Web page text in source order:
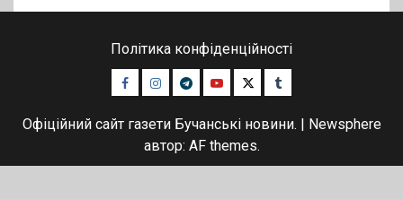
Політика конфіденційності
Facebook
Instagram
TelegramYoutubeTwitterTumblr
Офіційний сайт газети Бучанські новини.
Newsphere
автор: AF themes.